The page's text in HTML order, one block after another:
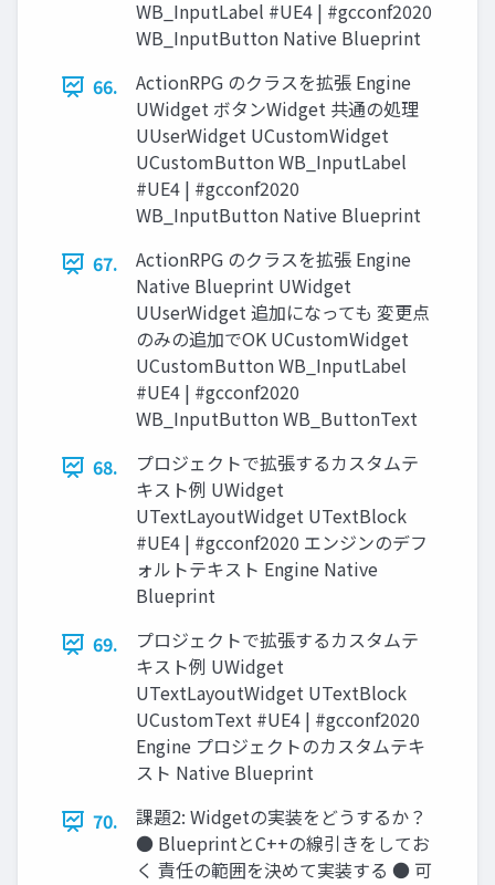
WB_InputLabel #UE4 | #gcconf2020
WB_InputButton Native Blueprint
66.
ActionRPG のクラスを拡張 Engine
UWidget ボタンWidget 共通の処理
UUserWidget UCustomWidget
UCustomButton WB_InputLabel
#UE4 | #gcconf2020
WB_InputButton Native Blueprint
67.
ActionRPG のクラスを拡張 Engine
Native Blueprint UWidget
UUserWidget 追加になっても 変更点
のみの追加でOK UCustomWidget
UCustomButton WB_InputLabel
#UE4 | #gcconf2020
WB_InputButton WB_ButtonText
68.
プロジェクトで拡張するカスタムテ
キスト例 UWidget
UTextLayoutWidget UTextBlock
#UE4 | #gcconf2020 エンジンのデフ
ォルトテキスト Engine Native
Blueprint
69.
プロジェクトで拡張するカスタムテ
キスト例 UWidget
UTextLayoutWidget UTextBlock
UCustomText #UE4 | #gcconf2020
Engine プロジェクトのカスタムテキ
スト Native Blueprint
70.
課題2: Widgetの実装をどうするか？
● BlueprintとC++の線引きをしてお
く 責任の範囲を決めて実装する ● 可